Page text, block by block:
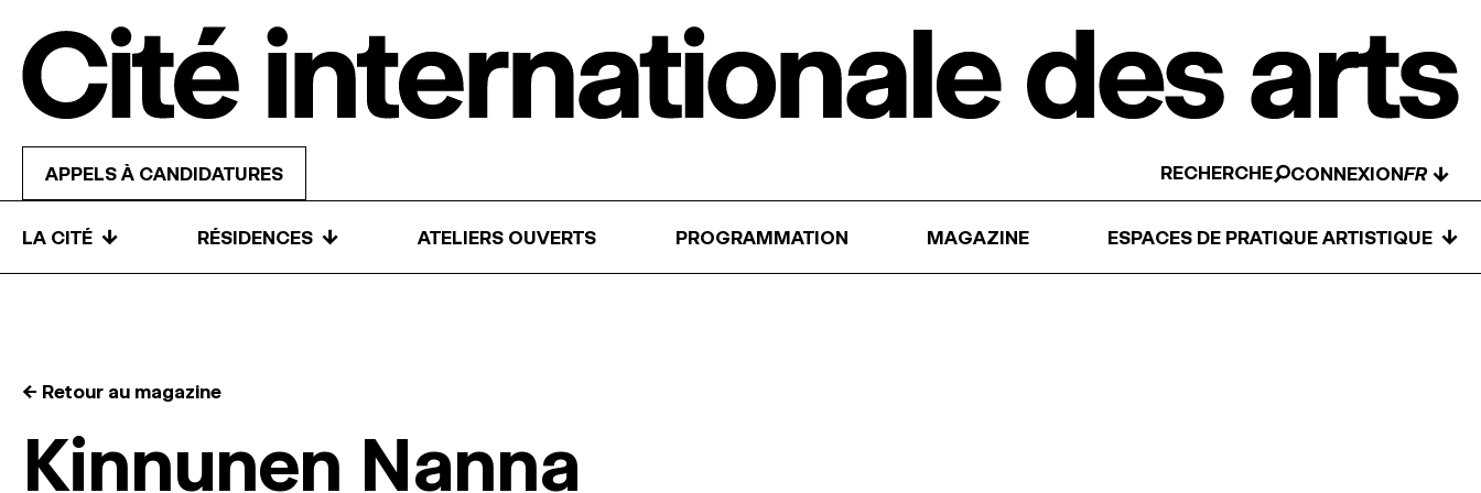
APPELS À CANDIDATURES RECHERCHE CONNEXION ↓
LA CITÉ ↓ RÉSIDENCES ↓ ATELIERS OUVERTS PROGRAMMATION MAGAZINE ESPACES DE PRATIQUE ARTISTIQUE ↓
← Retour au magazine
Kinnunen Nanna